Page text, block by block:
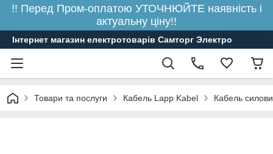
!! Перед Пром-оплатою УТОЧНЮЙТЕ наявність і
актуальну ціну!!
Інтернет магазин електротоварів Самторг Электро
Товари та послуги Кабель Lapp Kabel Кабель